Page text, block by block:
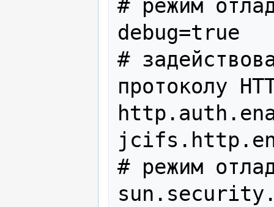
# режим
debug=true
#
протоколу
# режим